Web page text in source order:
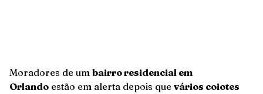
Moradores de um bairro residencial em
Orlando estão em alerta depois que vários coiotes